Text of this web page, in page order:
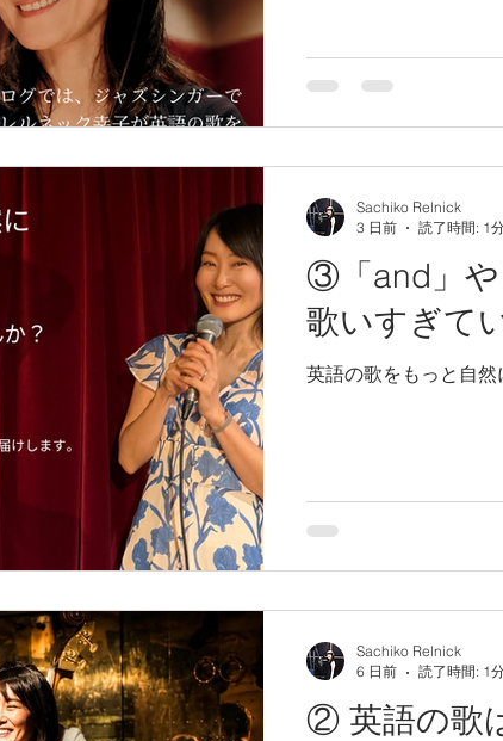
③「and」や
歌いすぎて
英語の歌をもっと自然
Sachiko Relnick
3 日前
読了時間: 1
② 英語の歌
Sachiko Relnick
6 日前
読了時間: 1